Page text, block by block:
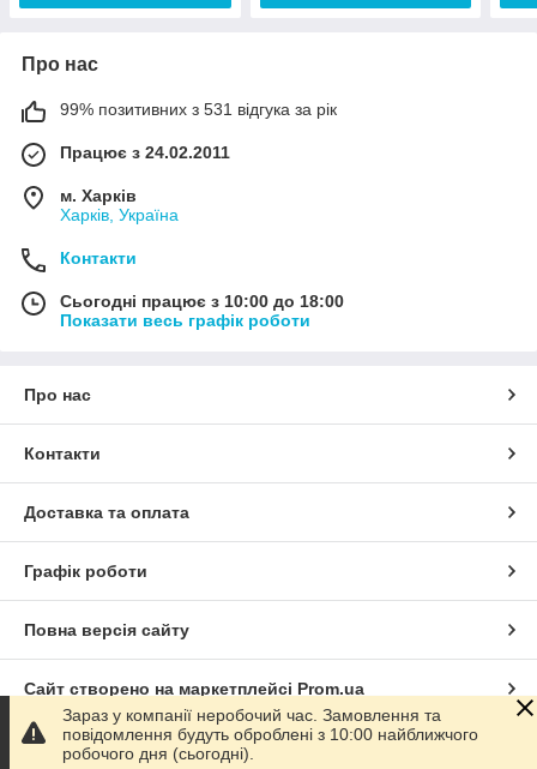
Про нас
99% позитивних з 531 відгука за рік
Працює з 24.02.2011
м. Харків
Харків, Україна
Контакти
Сьогодні працює з 10:00 до 18:00
Показати весь графік роботи
Про нас
Контакти
Доставка та оплата
Графік роботи
Повна версія сайту
Сайт створено на маркетплейсі Prom.ua
Політика конфіденційності
Зараз у компанії неробочий час. Замовлення та
повідомлення будуть оброблені з 10:00 найближчого
робочого дня (сьогодні).